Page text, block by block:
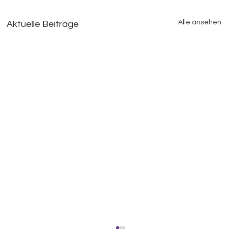
Aktuelle Beiträge Alle ansehen